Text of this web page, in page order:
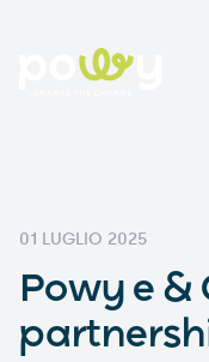
01 LUGLIO 2025
Powy e &